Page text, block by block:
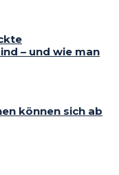
– und wie man
können sich ab